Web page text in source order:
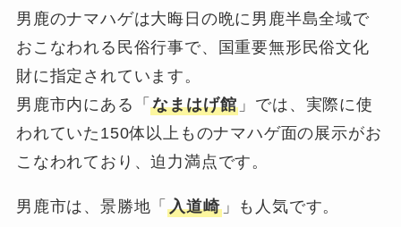
男鹿のナマハゲは大晦日の晩に男鹿半島全域で
おこなわれる民俗行事で、国重要無形民俗文化
財に指定されています。
男鹿市内にある「なまはげ館 」では、実際に使
われていた150体以上ものナマハゲ面の展示がお
こなわれており、迫力満点です。
男鹿市は、景勝地「入道崎」も人気です。